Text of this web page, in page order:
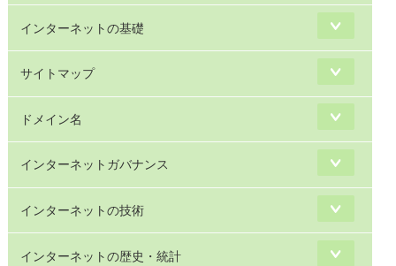
インターネットの基礎
サイトマップ
ドメイン名
インターネットガバナンス
インターネットの技術
インターネットの歴史・統計